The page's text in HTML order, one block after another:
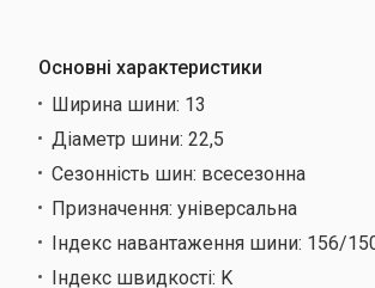
Основні характеристики
Ширина шини: 13
Діаметр шини: 22,5
Сезонність шин: всесезонна
Призначення: універсальна
Індекс навантаження шини: 156/
Індекс швидкості: K